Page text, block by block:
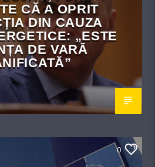
CĂ A OPRIT
DIN CAUZA
„ESTE
DE VARĂ
0